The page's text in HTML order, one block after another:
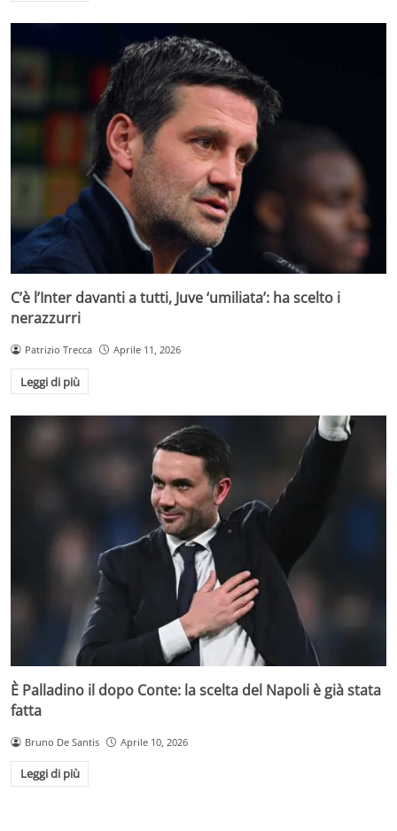
C’è l’Inter davanti a tutti, Juve ‘umiliata’: ha scelto i
nerazzurri
Patrizio Trecca Aprile 11, 2026
Leggi di più
È Palladino il dopo Conte: la scelta del Napoli è già stata
fatta
Bruno De Santis Aprile 10, 2026
Leggi di più